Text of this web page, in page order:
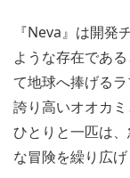
『Neva』は開発
ような存在であ
て地球へ捧げる
誇り高いオオカ
ひとりと一匹は
な冒険を繰り広げ